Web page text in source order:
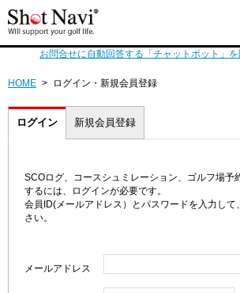
お問合せに自動回答する「チャットボット」
HOME > ログイン・新規会員登録
ログイン 新規会員登録
SCOログ、コースシュミレーション、ゴルフ場予
するには、ログインが必要です。
会員ID(メールアドレス）とパスワードを入力して
さい。
メールアドレス